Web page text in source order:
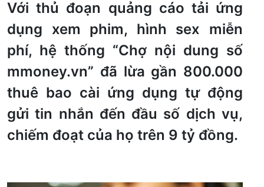
Với thủ đoạn quảng cáo tải ứng
dụng xem phim, hình sex miễn
phí, hệ thống “Chợ nội dung số
mmoney.vn” đã lừa gần 800.000
thuê bao cài ứng dụng tự động
gửi tin nhắn đến đầu số dịch vụ,
chiếm đoạt của họ trên 9 tỷ đồng.